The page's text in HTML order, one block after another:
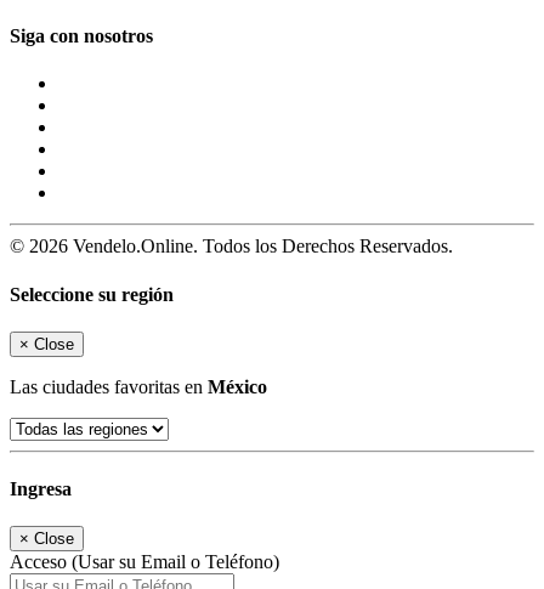
Siga con nosotros
© 2026 Vendelo.Online. Todos los Derechos Reservados.
Seleccione su región
× Close
Las ciudades favoritas en México
Ingresa
× Close
Acceso (Usar su Email o Teléfono)